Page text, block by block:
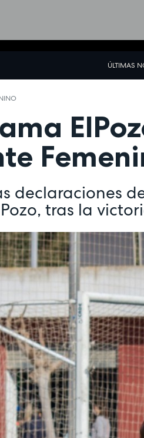
ÚLTIMAS
declaraciones
tras la